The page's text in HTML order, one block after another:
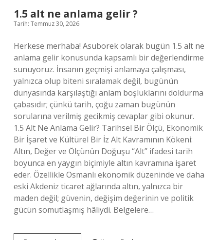
1.5 alt ne anlama gelir ?
Tarih: Temmuz 30, 2026
Herkese merhaba! Asuborek olarak bugün 1.5 alt ne
anlama gelir konusunda kapsamlı bir değerlendirme
sunuyoruz. İnsanın geçmişi anlamaya çalışması,
yalnızca olup biteni sıralamak değil, bugünün
dünyasında karşılaştığı anlam boşluklarını doldurma
çabasıdır; çünkü tarih, çoğu zaman bugünün
sorularına verilmiş gecikmiş cevaplar gibi okunur.
1.5 Alt Ne Anlama Gelir? Tarihsel Bir Ölçü, Ekonomik
Bir İşaret ve Kültürel Bir İz Alt Kavramının Kökeni:
Altın, Değer ve Ölçünün Doğuşu “Alt” ifadesi tarih
boyunca en yaygın biçimiyle altın kavramına işaret
eder. Özellikle Osmanlı ekonomik düzeninde ve daha
eski Akdeniz ticaret ağlarında altın, yalnızca bir
maden değil; güvenin, değişim değerinin ve politik
gücün somutlaşmış hâliydi. Belgelere…